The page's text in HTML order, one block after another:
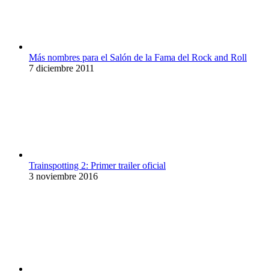
Más nombres para el Salón de la Fama del Rock and Roll
7 diciembre 2011
Trainspotting 2: Primer trailer oficial
3 noviembre 2016